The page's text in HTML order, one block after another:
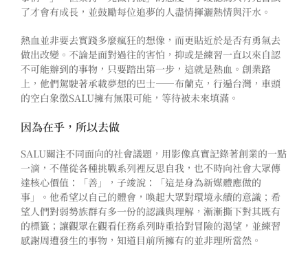
了才會有成長，並鼓勵每位追夢的人盡情揮灑熱情與汗水。
熱血並非要去實踐多麼瘋狂的想像，而更貼近於是否有勇氣去
做出改變。不論是面對過往的害怕，抑或是練習一直以來自認
不可能辦到的事物，只要踏出第一步，這就是熱血。創業路
上， 他們駕駛著承載夢想的巴士——布蘭克，行遍台灣，車頭
的空白象徵SALU擁有無限可能，等待被未來填滿。
因為在乎，所以去做
SALU關注不同面向的社會議題，用影像真實記錄著創業的一點
一滴，不僅從各種挑戰系列裡反思自我，也不時向社會大眾傳
達核心價值：「善」，子竣說：「這是身為新媒體應做的
事」。他希望以自己的體會，喚起大眾對環境永續的意識；希
望人們對弱勢族群有多一份的認識與理解，漸漸撕下對其既有
的標籤；讓觀眾在觀看任務系列時重拾對冒險的渴望，並練習
感謝周遭發生的事物，知道目前所擁有的並非理所當然 。